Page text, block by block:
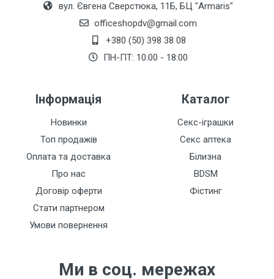
вул. Євгена Сверстюка, 11Б, БЦ "Armaris"
officeshopdv@gmail.com
+380 (50) 398 38 08
ПН-ПТ: 10:00 - 18:00
Інформація
Новинки
Топ продажів
Оплата та доставка
Про нас
Договір оферти
Стати партнером
Умови повернення
Каталог
Секс-іграшки
Секс аптека
Білизна
BDSM
Фістинг
Ми в соц. мережах